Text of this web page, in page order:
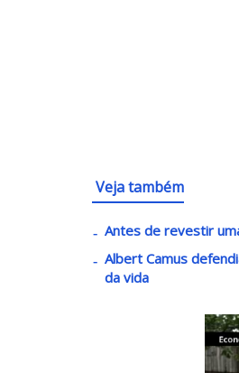
Veja também
Antes de revestir
Albert Camus
da vida